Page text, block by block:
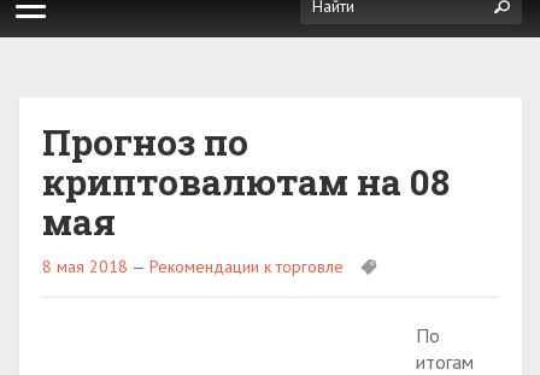
Прогноз по
криптовалютам на 08
мая
8 мая 2018 — Рекомендации к торговле
По
итогам